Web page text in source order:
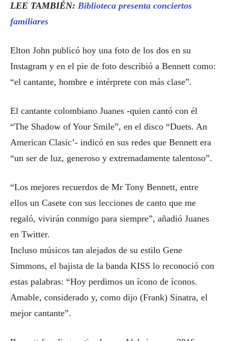
LEE TAMBIÉN: Biblioteca presenta conciertos
familiares
Elton John publicó hoy una foto de los dos en su
Instagram y en el pie de foto describió a Bennett como:
“el cantante, hombre e intérprete con más clase”.
El cantante colombiano Juanes -quien cantó con él
“The Shadow of Your Smile”, en el disco “Duets. An
American Clasic’- indicó en sus redes que Bennett era
“un ser de luz, generoso y extremadamente talentoso”.
“Los mejores recuerdos de Mr Tony Bennett, entre
ellos un Casete con sus lecciones de canto que me
regaló, vivirán conmigo para siempre”, añadió Juanes
en Twitter.
Incluso músicos tan alejados de su estilo Gene
Simmons, el bajista de la banda KISS lo reconoció con
estas palabras: “Hoy perdimos un ícono de íconos.
Amable, considerado y, como dijo (Frank) Sinatra, el
mejor cantante”.